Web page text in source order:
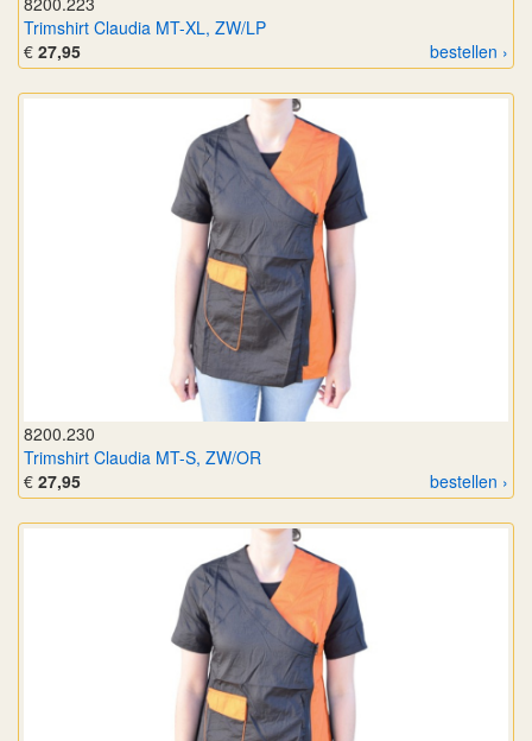
Trimshirt Claudia MT-XL, ZW/LP
bestellen ›
€ 27,95
8200.230
Trimshirt Claudia MT-S, ZW/OR
bestellen ›
€ 27,95